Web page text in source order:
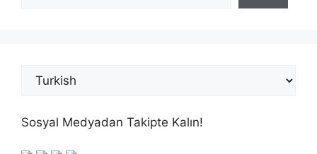
Sosyal Medyadan Takipte Kalın!